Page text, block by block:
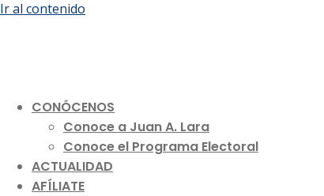
Ir al contenido
CONÓCENOS
Conoce a Juan A. Lara
Conoce el Programa Electoral
ACTUALIDAD
AFÍLIATE